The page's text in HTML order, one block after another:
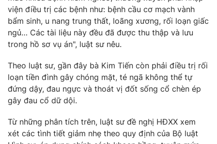
viện điều trị các bệnh như: bệnh cầu cơ mạch vành
bẩm sinh, u nang trung thất, loãng xương, rối loạn giấc
ngủ… Các tài liệu này đều đã được thu thập và lưu
trong hồ sơ vụ án", luật sư nêu.
Theo luật sư, gần đây bà Kim Tiến còn phải điều trị rối
loạn tiền đình gây chóng mặt, té ngã không thể tự
đứng dậy, đau ngực và thoát vị đốt sống cổ chèn ép
gây đau cổ dữ dội.
Từ những phân tích trên, luật sư đề nghị HĐXX xem
xét các tình tiết giảm nhẹ theo quy định của Bộ luật